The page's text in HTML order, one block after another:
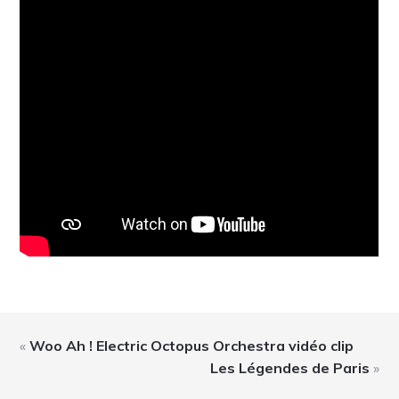
«Woo Ah ! Electric Octopus Orchestra vidéo clip
Les Légendes de Paris »